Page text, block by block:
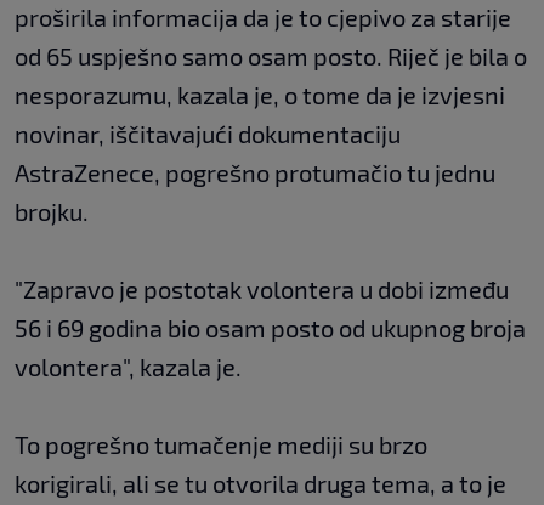
proširila informacija da je to cjepivo za starije
od 65 uspješno samo osam posto. Riječ je bila o
nesporazumu, kazala je, o tome da je izvjesni
novinar, iščitavajući dokumentaciju
AstraZenece, pogrešno protumačio tu jednu
brojku.
"Zapravo je postotak volontera u dobi između
56 i 69 godina bio osam posto od ukupnog broja
volontera", kazala je.
To pogrešno tumačenje mediji su brzo
korigirali, ali se tu otvorila druga tema, a to je